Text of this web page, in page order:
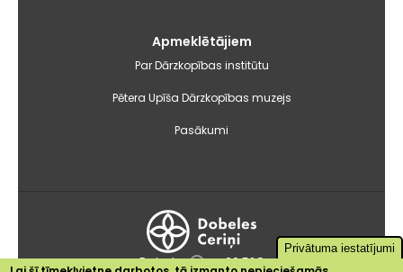
Apmeklētājiem
Par Dārzkopības institūtu
Pētera Upīša Dārzkopības muzejs
Pasākumi
Dobele +26.5°C
Privātuma iestatījumi